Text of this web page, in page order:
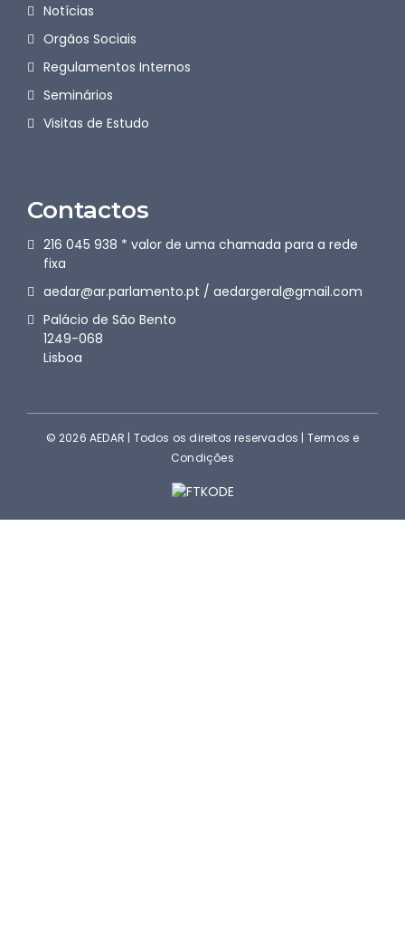
Notícias
Orgãos Sociais
Regulamentos Internos
Seminários
Visitas de Estudo
Contactos
216 045 938 * valor de uma chamada para a rede
fixa
aedar@ar.parlamento.pt / aedargeral@gmail.com
Palácio de São Bento
1249-068
Lisboa
© 2026 AEDAR | Todos os direitos reservados | Termos e
Condições